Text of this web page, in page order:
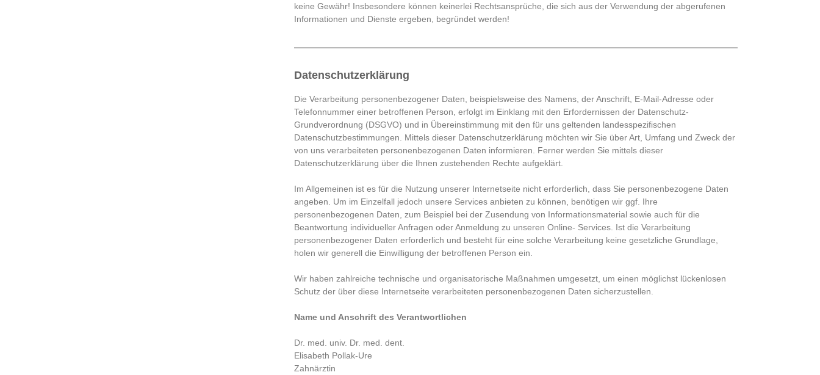
keine Gewähr! Insbesondere können keinerlei Rechtsansprüche, die sich aus der Verwendung der abgerufenen
Informationen und Dienste ergeben, begründet werden!
Datenschutzerklärung
Die Verarbeitung personenbezogener Daten, beispielsweise des Namens, der Anschrift, E-Mail-Adresse oder
Telefonnummer einer betroffenen Person, erfolgt im Einklang mit den Erfordernissen der Datenschutz-
Grundverordnung (DSGVO) und in Übereinstimmung mit den für uns geltenden landesspezifischen
Datenschutzbestimmungen. Mittels dieser Datenschutzerklärung möchten wir Sie über Art, Umfang und Zweck der
von uns verarbeiteten personenbezogenen Daten informieren. Ferner werden Sie mittels dieser
Datenschutzerklärung über die Ihnen zustehenden Rechte aufgeklärt.
Im Allgemeinen ist es für die Nutzung unserer Internetseite nicht erforderlich, dass Sie personenbezogene Daten
angeben. Um im Einzelfall jedoch unsere Services anbieten zu können, benötigen wir ggf. Ihre
personenbezogenen Daten, zum Beispiel bei der Zusendung von Informationsmaterial sowie auch für die
Beantwortung individueller Anfragen oder Anmeldung zu unseren Online- Services. Ist die Verarbeitung
personenbezogener Daten erforderlich und besteht für eine solche Verarbeitung keine gesetzliche Grundlage,
holen wir generell die Einwilligung der betroffenen Person ein.
Wir haben zahlreiche technische und organisatorische Maßnahmen umgesetzt, um einen möglichst lückenlosen
Schutz der über diese Internetseite verarbeiteten personenbezogenen Daten sicherzustellen.
Name und Anschrift des Verantwortlichen
Dr. med. univ. Dr. med. dent.
Elisabeth Pollak-Ure
Zahnärztin